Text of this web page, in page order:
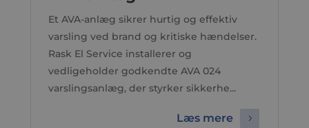
Et AVA-anlæg sikrer hurtig og effektiv
varsling ved brand og kritiske hændelser.
Rask El Service installerer og
vedligeholder godkendte AVA 024
varslingsanlæg, der styrker sikkerhe...
Læs mere